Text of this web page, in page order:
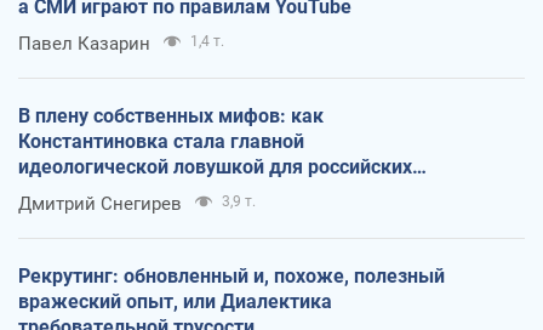
а СМИ играют по правилам YouTube
Павел Казарин 1,4 т.
В плену собственных мифов: как
Константиновка стала главной
идеологической ловушкой для российских
оккупантов
Дмитрий Снегирев 3,9 т.
Рекрутинг: обновленный и, похоже, полезный
вражеский опыт, или Диалектика